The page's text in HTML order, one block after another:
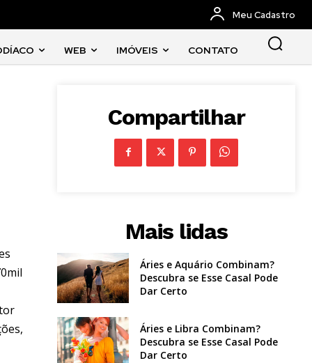
Meu Cadastro
WEB IMÓVEIS CONTATO
Compartilhar
Mais lidas
Áries e Aquário Combinam?
Descubra se Esse Casal Pode
Dar Certo
Áries e Libra Combinam?
Descubra se Esse Casal Pode
Dar Certo